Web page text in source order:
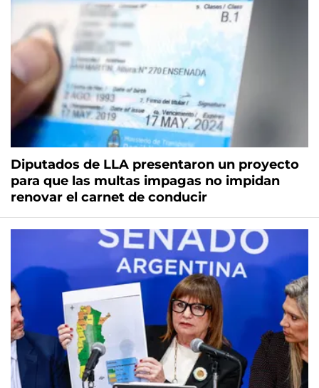
Diputados de LLA presentaron un proyecto
para que las multas impagas no impidan
renovar el carnet de conducir